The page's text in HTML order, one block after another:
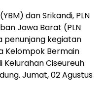
dan Srikandi, PLN
Jawa Barat (PLN
penunjang kegiatan
Kelompok Bermain
Kelurahan Ciseureuh
Jumat, 02 Agustus